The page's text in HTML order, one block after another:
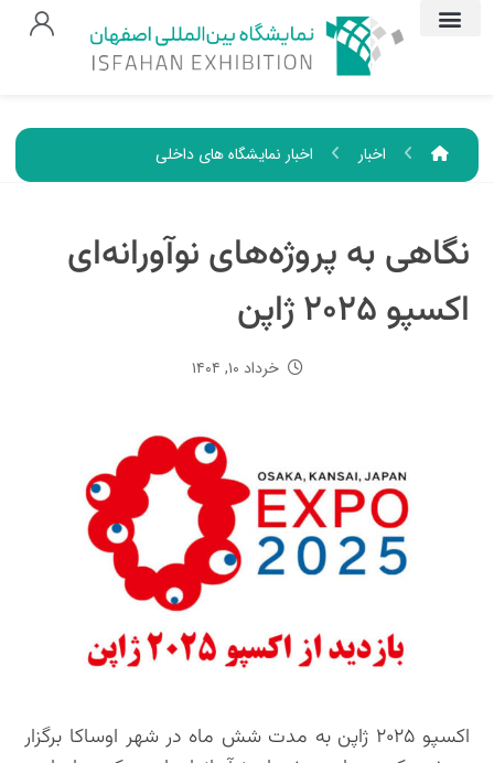
اخبار اخبار نمایشگاه های داخلی
نگاهی به پروژه‌های نوآورانه‌ای
اکسپو ۲۰۲۵ ژاپن
خرداد ۱۰, ۱۴۰۴
اکسپو ۲۰۲۵ ژاپن به مدت شش ماه در شهر اوساکا برگزار